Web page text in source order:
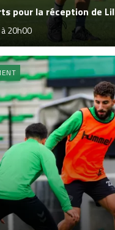
pour la réception de
20h00